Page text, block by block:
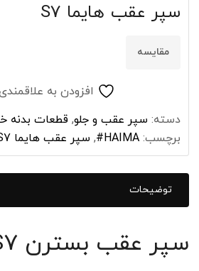
سپر عقب هایما S7
مقایسه
افزودن به
دسته: سپر عقب و جلو, قطعات بدنه
برچسب: HAIMA#
, سپر عقب هایما S7
توضیحات
سپر عقب بسترن Haima S7